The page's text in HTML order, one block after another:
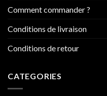
Comment commander ?
Conditions de livraison
Conditions de retour
CATEGORIES